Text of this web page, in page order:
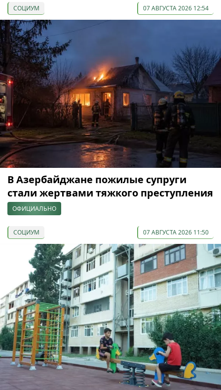
СОЦИУМ 07 АВГУСТА 2026 12:54
В Азербайджане пожилые супруги
стали жертвами тяжкого преступления
ОФИЦИАЛЬНО
СОЦИУМ 07 АВГУСТА 2026 11:50